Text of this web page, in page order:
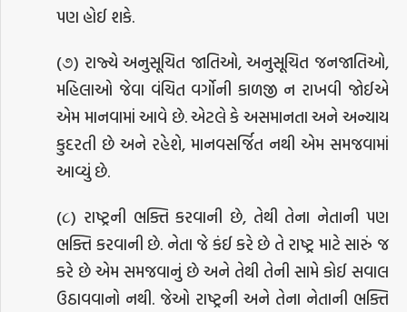
પણ હોઈ શકે.
(૭) રાજ્યે અનુસૂચિત જાતિઓ, અનુસૂચિત જનજાતિઓ,
મહિલાઓ જેવા વંચિત વર્ગોની કાળજી ન રાખવી જોઈએ
એમ માનવામાં આવે છે. એટલે કે અસમાનતા અને અન્યાય
કુદરતી છે અને રહેશે, માનવસર્જિત નથી એમ સમજવામાં
આવ્યું છે.
(૮) રાષ્ટ્રની ભક્તિ કરવાની છે, તેથી તેના નેતાની પણ
ભક્તિ કરવાની છે. નેતા જે કંઈ કરે છે તે રાષ્ટ્ર માટે સારું જ
કરે છે એમ સમજવાનું છે અને તેથી તેની સામે કોઈ સવાલ
ઉઠાવવાનો નથી. જેઓ રાષ્ટ્રની અને તેના નેતાની ભક્તિ